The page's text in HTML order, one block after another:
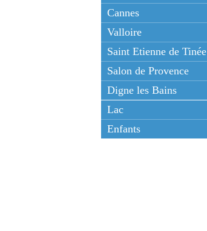
Cannes
Valloire
Saint Etienne de Tinée
Salon de Provence
Digne les Bains
Lac
Enfants